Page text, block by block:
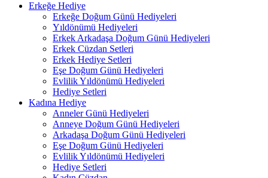
Erkeğe Hediye
Erkeğe Doğum Günü Hediyeleri
Yıldönümü Hediyeleri
Erkek Arkadaşa Doğum Günü Hediyeleri
Erkek Cüzdan Setleri
Erkek Hediye Setleri
Eşe Doğum Günü Hediyeleri
Evlilik Yıldönümü Hediyeleri
Hediye Setleri
Kadına Hediye
Anneler Günü Hediyeleri
Anneye Doğum Günü Hediyeleri
Arkadaşa Doğum Günü Hediyeleri
Eşe Doğum Günü Hediyeleri
Evlilik Yıldönümü Hediyeleri
Hediye Setleri